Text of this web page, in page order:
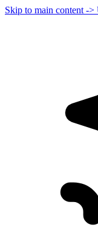
Skip to main content -